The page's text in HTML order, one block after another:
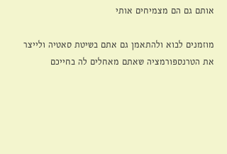
אותם גם הם מצמיחים אותי
מוזמנים לבוא ולהתאמן גם אתם בשיטת סאטיה ולייצר
את הטרנספורמציה שאתם מאחלים לה בחייכם